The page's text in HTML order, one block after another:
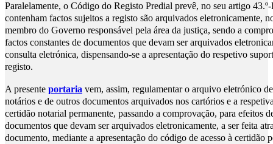
Paralelamente, o Código do Registo Predial prevê, no seu artigo
contenham factos sujeitos a registo são arquivados eletronicamente,
membro do Governo responsável pela área da justiça, sendo a
factos constantes de documentos que devam ser arquivados
consulta eletrónica, dispensando-se a apresentação do respetivo
registo.
A presente portaria vem, assim, regulamentar o arquivo eletrónico
notários e de outros documentos arquivados nos cartórios e a
certidão notarial permanente, passando a comprovação, para efeitos
documentos que devam ser arquivados eletronicamente, a ser feita
documento, mediante a apresentação do código de acesso à certidão